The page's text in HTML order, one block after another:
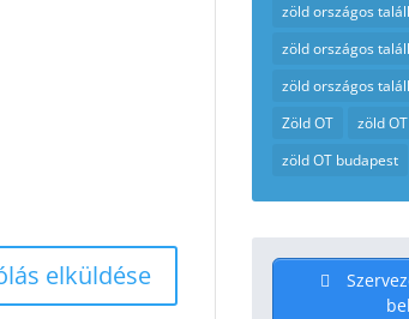
zöld országos
zöld országos
zöld országos
Zöld OT
zöld
zöld OT budapest